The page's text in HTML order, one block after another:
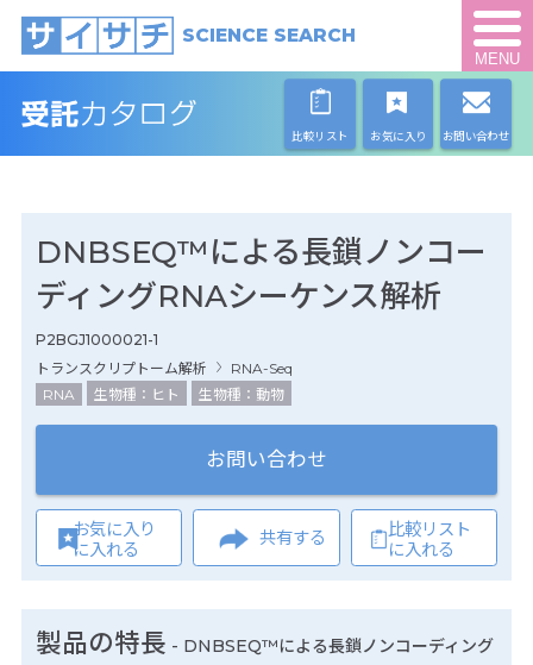
SCIENCE SEARCH
MENU
比較リスト お気に入り お問い合わせ
DNBSEQ™による長鎖ノンコー
ディングRNAシーケンス解析
P2BGJ1000021-1
トランスクリプトーム解析
RNA-Seq
RNA
生物種：ヒト 生物種：動物
お問い合わせ
お気に入り
に入れる
共有する
比較リスト
に入れる
製品の特長 - DNBSEQ™による長鎖ノンコーディング